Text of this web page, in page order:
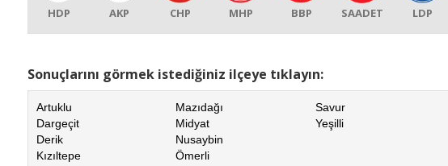
HDP AKP CHP MHP BBP SAADET LDP
Sonuçlarını görmek istediğiniz ilçeye tıklayın:
Artuklu
Dargeçit
Derik
Kızıltepe
Mazıdağı
Midyat
Nusaybin
Ömerli
Savur
Yeşilli